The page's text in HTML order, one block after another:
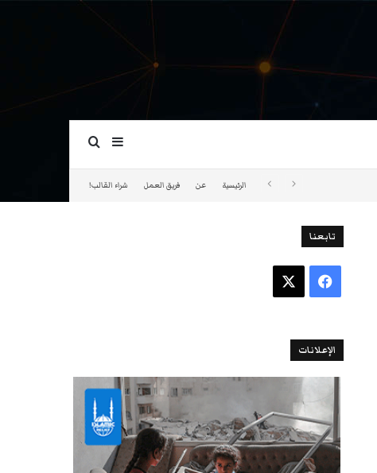
إضافة عمود جانبي
بحث عن
الرئيسية عن فريق العمل شراء القالب!
تابعنا
فيسبوك
الإعلانات